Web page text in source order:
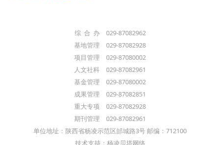
综 合 办 029-87082962
基地管理 029-87082928
项目管理 029-87080002
人文社科 029-87082961
基金管理 029-87080002
成果管理 029-87082851
重大专项 029-87082928
期刊管理 029-87082961
单位地址：陕西省杨凌示范区邰城路3号 邮编：712100
技术支持：杨凌贝塔网络